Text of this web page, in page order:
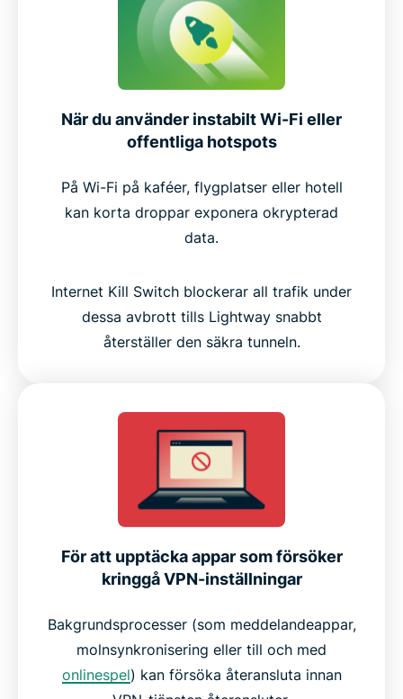
När du använder instabilt Wi-Fi eller
offentliga hotspots
På Wi-Fi på kaféer, flygplatser eller hotell
kan korta droppar exponera okrypterad
data.
Internet Kill Switch blockerar all trafik under
dessa avbrott tills Lightway snabbt
återställer den säkra tunneln.
För att upptäcka appar som försöker
kringgå VPN-inställningar
Bakgrundsprocesser (som meddelandeappar,
molnsynkronisering eller till och med
onlinespel) kan försöka återansluta innan